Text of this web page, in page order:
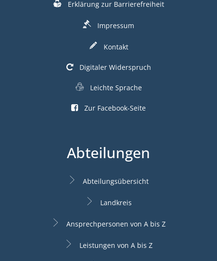
Erklärung zur Barrierefreiheit
Impressum
Kontakt
Digitaler Widerspruch
Leichte Sprache
Zur Facebook-Seite
Abteilungen
Abteilungsübersicht
Landkreis
Ansprechpersonen von A bis Z
Leistungen von A bis Z